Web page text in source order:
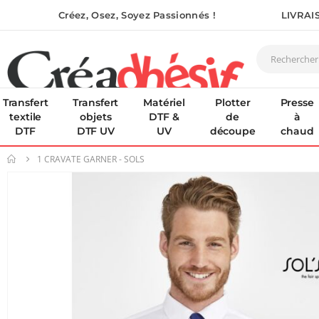
Créez, Osez, Soyez Passionnés !
Transfert
textile
DTF
Transfert
objets
DTF UV
Matériel
DTF &
UV
Plotter
de
découpe
Presse
à
chaud
1 CRAVATE GARNER - SOLS